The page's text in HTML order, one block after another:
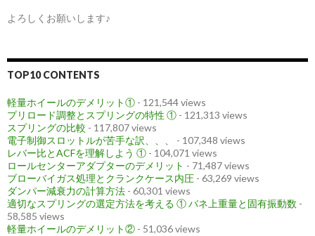
よろしくお願いします♪
TOP10 CONTENTS
軽量ホイールのデメリット① - 121,544 views
プリロード調整とスプリングの特性 ① - 121,313 views
スプリングの比較 - 117,807 views
電子制御スロットルが苦手な訳、、、
- 107,348 views
レバー比とACFを理解しよう ① - 104,071 views
ロールセンターアダプターのデメリット - 71,487 views
ブローバイガス処理とクランクケース内圧 - 63,269 views
ダンパー減衰力の計算方法 - 60,301 views
適切なスプリングの選定方法を考える ① バネ上重量と固有振動数 -
58,585 views
軽量ホイールのデメリット② - 51,036 views